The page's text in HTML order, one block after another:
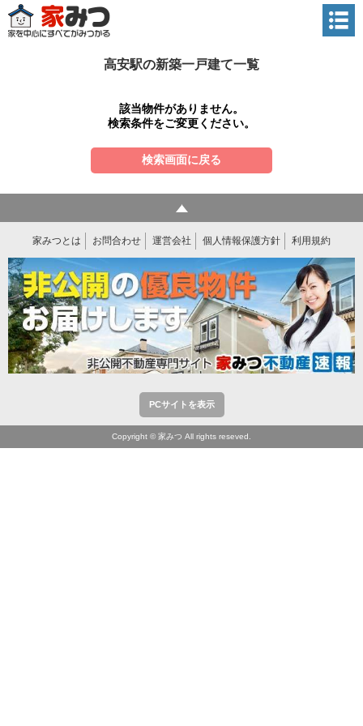
高安駅の新築一戸建て一覧
該当物件がありません。
検索条件をご変更ください。
検索画面に戻る
家みつとは お問合わせ 運営会社 個人情報保護方針 利用規約
PCサイトを表示
Copyright © 家みつ All rights reseved.